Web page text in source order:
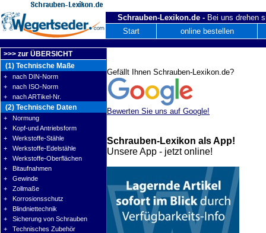
Schrauben-Lexikon.de - Bei uns drehen
Start
online bestellen
>>> zur ÜBERSICHT
(1) Technische Maße
+ nach DIN-Norm
+ nach ISO-Norm
+ nach ARTikel-Nr.
(2) Technische Daten
+ Normung
+ Kopf-und Antriebsform
+ Werkstoffe-Stähle
+ Werkstoffe-Edelstähle
+ Werkstoffe-Oberflächen
+ Bitaufnahmen
+ Gewinde
+ Zollmaße
+ Korrosionsschutz
+ Blindniettechnik
+ Sicherung von Schrauben
+ Technisches Zubehör
Gefällt Ihnen Schrauben-Lexikon.de?
Bewerten Sie uns auf Google!
Schrauben-Lexikon als App!
Unsere App - jetzt online!